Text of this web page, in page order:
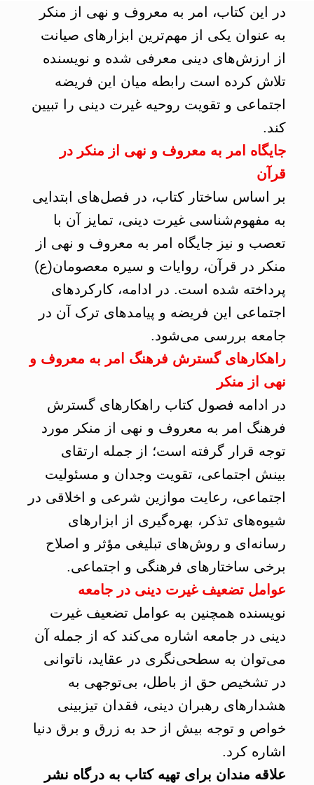
در این کتاب، امر به معروف و نهی از منکر
به عنوان یکی از مهم‌ترین ابزارهای صیانت
از ارزش‌های دینی معرفی شده و نویسنده
تلاش کرده است رابطه میان این فریضه
اجتماعی و تقویت روحیه غیرت دینی را تبیین
کند.
جایگاه امر به معروف و نهی از منکر در
قرآن
بر اساس ساختار کتاب، در فصل‌های ابتدایی
به مفهوم‌شناسی غیرت دینی، تمایز آن با
تعصب و نیز جایگاه امر به معروف و نهی از
منکر در قرآن، روایات و سیره معصومان(ع)
پرداخته شده است. در ادامه، کارکردهای
اجتماعی این فریضه و پیامدهای ترک آن در
جامعه بررسی می‌شود.
راهکارهای گسترش فرهنگ امر به معروف و
نهی از منکر
در ادامه فصول کتاب راهکارهای گسترش
فرهنگ امر به معروف و نهی از منکر مورد
توجه قرار گرفته است؛ از جمله ارتقای
بینش اجتماعی، تقویت وجدان و مسئولیت
اجتماعی، رعایت موازین شرعی و اخلاقی در
شیوه‌های تذکر، بهره‌گیری از ابزارهای
رسانه‌ای و روش‌های تبلیغی مؤثر و اصلاح
برخی ساختارهای فرهنگی و اجتماعی.
عوامل تضعیف غیرت دینی در جامعه
نویسنده همچنین به عوامل تضعیف غیرت
دینی در جامعه اشاره می‌کند که از جمله آن
می‌توان به سطحی‌نگری در عقاید، ناتوانی
در تشخیص حق از باطل، بی‌توجهی به
هشدارهای رهبران دینی، فقدان تیزبینی
خواص و توجه بیش از حد به زرق و برق دنیا
اشاره کرد.
علاقه مندان برای تهیه کتاب به درگاه نشر